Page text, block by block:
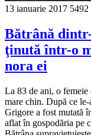
13 ianuarie 2017 5492
Bătrână
ţinută într-o
nora ei
La 83 de ani, o
mare chin. După ce
Grigore a fost mutată
aflat în gospodăria pe